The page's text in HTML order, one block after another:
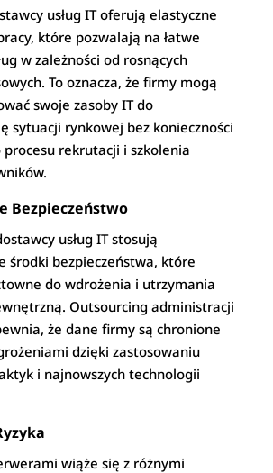
usług IT oferują elastyczne
które pozwalają na łatwe
w zależności od rosnących
To oznacza, że firmy mogą
swoje zasoby IT do
sytuacji rynkowej bez konieczności
procesu rekrutacji i szkolenia
Bezpieczeństwo
usług IT stosują
środki bezpieczeństwa, które
do wdrożenia i utrzymania
Outsourcing administracji
że dane firmy są chronione
dzięki zastosowaniu
i najnowszych technologii
wiąże się z różnymi